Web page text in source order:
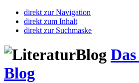
direkt zur Navigation
direkt zum Inhalt
direkt zur Suchmaske
Blog